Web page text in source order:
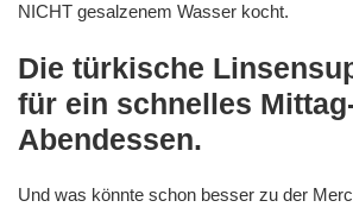
NICHT gesalzenem Wasser kocht.
Die türkische
für ein schnelles
Abendessen.
Und was könnte schon besser zu der